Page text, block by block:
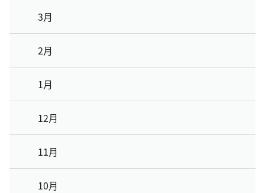
3月
2月
1月
12月
11月
10月